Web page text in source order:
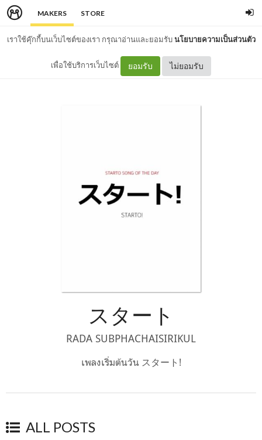
MAKERS STORE
เราใช้คุ๊กกี้บนเว็บไซต์ของเรา กรุณาอ่านและยอมรับนโยบายความเป็นส่วนตัว
เพื่อใช้บริการเว็บไซต์ ยอมรับ ไม่ยอมรับ
スタート
RADA SUBPHACHAISIRIKUL
เพลงเริ่มต้นวัน スタート!
ALL POSTS